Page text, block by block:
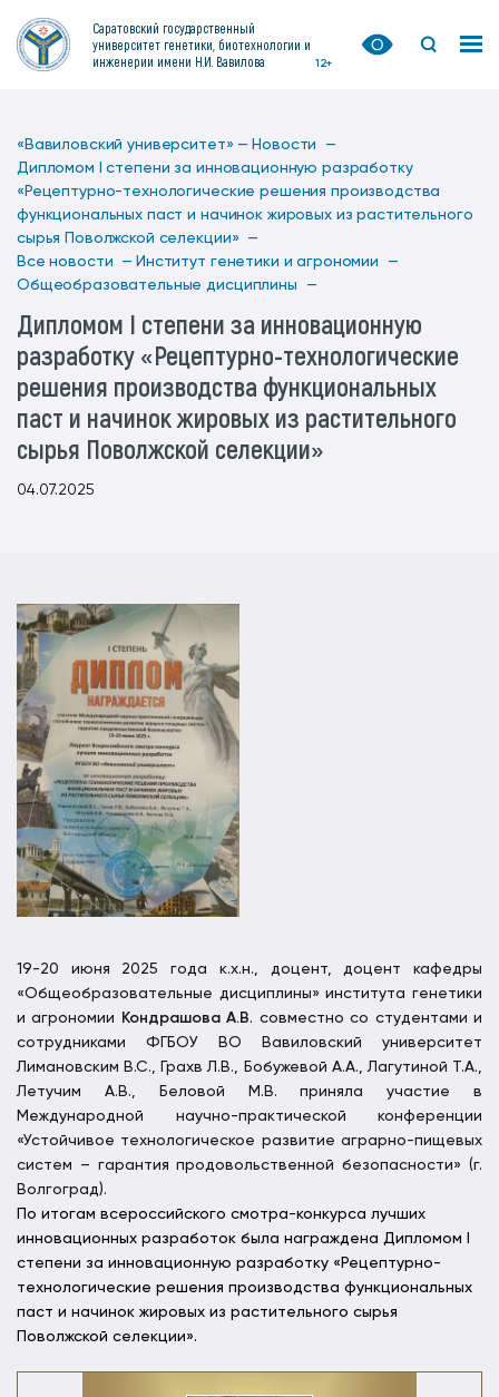
Саратовский государственный
университет генетики, биотехнологии и
инженерии имени Н.И. Вавилова
12+
«Вавиловский университет» — Новости —
Дипломом I степени за инновационную разработку
«Рецептурно-технологические решения производства
функциональных паст и начинок жировых из растительного
сырья Поволжской селекции» —
Все новости — Институт генетики и агрономии —
Общеобразовательные дисциплины —
Дипломом I степени за инновационную
разработку «Рецептурно-технологические
решения производства функциональных
паст и начинок жировых из растительного
сырья Поволжской селекции»
04.07.2025
19-20 июня 2025 года к.х.н., доцент, доцент кафедры
«Общеобразовательные дисциплины» института генетики
и агрономии
Кондрашова А.В. совместно со студентами и
сотрудниками ФГБОУ ВО Вавиловский университет
Лимановским В.С., Грахв Л.В., Бобужевой А.А., Лагутиной Т.А.,
Летучим А.В., Беловой М.В. приняла участие в
Международной научно-практической конференции
«Устойчивое технологическое развитие аграрно-пищевых
систем – гарантия продовольственной безопасности» (г.
Волгоград).
По итогам всероссийского смотра-конкурса лучших
инновационных разработок была награждена Дипломом I
степени за инновационную разработку «Рецептурно-
технологические решения производства функциональных
паст и начинок жировых из растительного сырья
Поволжской селекции».